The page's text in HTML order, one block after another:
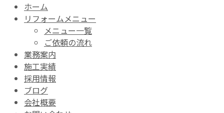
ホーム
リフォームメニュー
メニュー一覧
ご依頼の流れ
業務案内
施工実績
採用情報
ブログ
会社概要